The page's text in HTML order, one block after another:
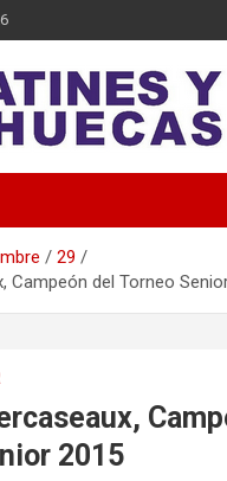
29
Campeón del Torneo
2015